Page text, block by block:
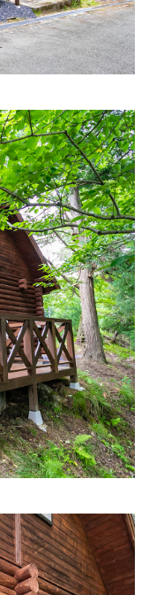
マップで見る
内科 マップで見る
１−２７ 金澤医院
井医院 マップで見
医院 マップで見る
小宮山医院 マップ
プで見る
マップで見る